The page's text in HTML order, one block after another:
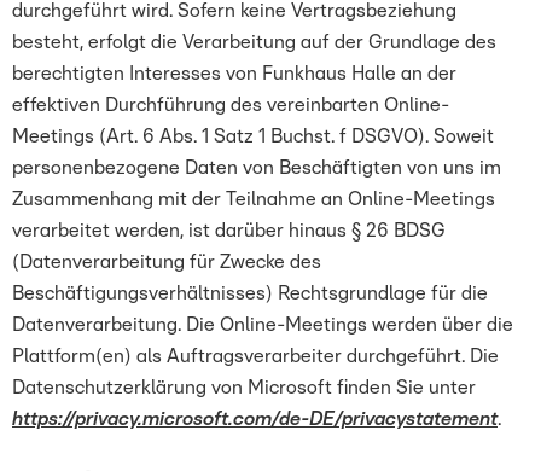
durchgeführt wird. Sofern keine Vertragsbeziehung
besteht, erfolgt die Verarbeitung auf der Grundlage des
berechtigten Interesses von Funkhaus Halle an der
effektiven Durchführung des vereinbarten Online-
Meetings (Art. 6 Abs. 1 Satz 1 Buchst. f DSGVO). Soweit
personenbezogene Daten von Beschäftigten von uns im
Zusammenhang mit der Teilnahme an Online-Meetings
verarbeitet werden, ist darüber hinaus § 26 BDSG
(Datenverarbeitung für Zwecke des
Beschäftigungsverhältnisses) Rechtsgrundlage für die
Datenverarbeitung. Die Online-Meetings werden über die
Plattform(en) als Auftragsverarbeiter durchgeführt. Die
Datenschutzerklärung von Microsoft finden Sie unter
https://privacy.microsoft.com/de-DE/privacystatement.